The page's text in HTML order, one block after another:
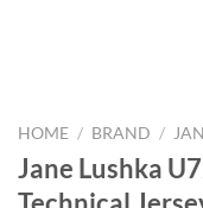
HOME / BRAND /
Jane Lushka